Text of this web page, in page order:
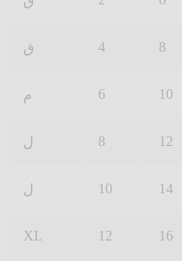
ق 4 8
م 6 10
ل 8 12
ل 10 14
XL 12 16